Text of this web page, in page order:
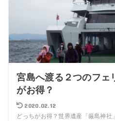
宮島へ渡る２つのフェ
がお得？
2020.02.12
どっちがお得？世界遺産「厳島神